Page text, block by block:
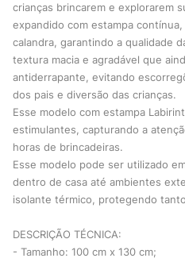
crianças brincarem e explorarem
expandido com estampa
calandra, garantindo a qualidade
textura macia e agradável que
antiderrapante, evitando
dos pais e diversão das crianças.
Esse modelo com estampa
estimulantes, capturando a
horas de brincadeiras.
Esse modelo pode ser utilizado
dentro de casa até ambientes
isolante térmico, protegendo
DESCRIÇÃO TÉCNICA:
- Tamanho: 100 cm x 130 cm;